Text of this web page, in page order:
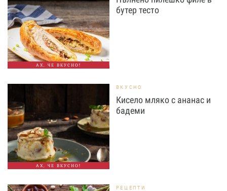
АХ, ЧЕ ВКУСНО!
бутер тесто
АХ, ЧЕ ВКУСНО!
ВКУСНО
Кисело мляко с ананас и
бадеми
РЕЦЕПТИ